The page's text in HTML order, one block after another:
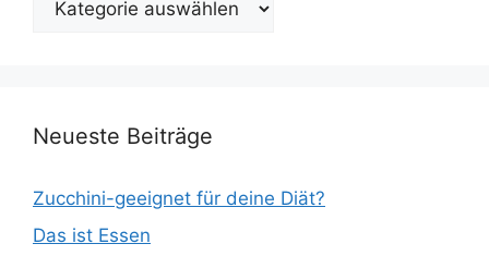
Blogthemen
Neueste Beiträge
Zucchini-geeignet für deine Diät?
Das ist Essen